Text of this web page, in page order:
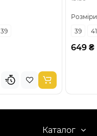
39
Розміри
39
41
649 ₴
Каталог